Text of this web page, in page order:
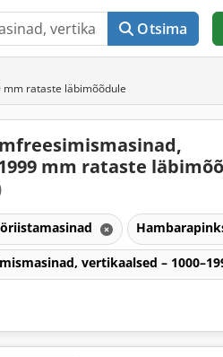
Otsima
rataste läbimõõdule
mm rataste
vertikaalsed –